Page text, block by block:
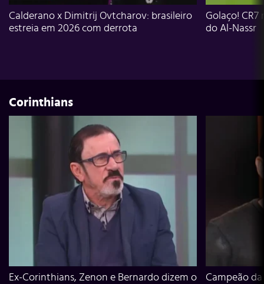
Calderano x Dimitrij Ovtcharov: brasileiro
estreia em 2026 com derrota
Golaço!
do Al-Nassr
Corinthians
Ex-Corinthians, Zenon e Bernardo dizem o
Campeão